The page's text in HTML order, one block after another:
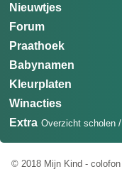
Nieuwtjes
Forum
Praathoek
Babynamen
Kleurplaten
Winacties
Extra Overzicht scholen /
© 2018 Mijn Kind - colofon